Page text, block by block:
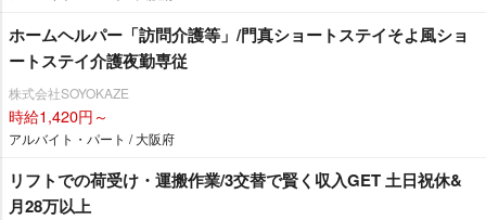
ホームヘルパー「訪問介護等」/門真ショートステイそよ風ショ
ートステイ介護夜勤専従
株式会社SOYOKAZE
時給1,420円～
アルバイト・パート / 大阪府
リフトでの荷受け・運搬作業/3交替で賢く収入GET 土日祝休&
月28万以上